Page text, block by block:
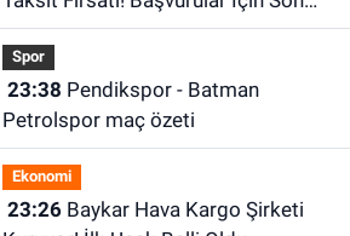
Tarih Belli Oldu
Spor
23:38
Petrolspor maç özeti
Ekonomi
23:26Baykar Hava Kargo Şirketi